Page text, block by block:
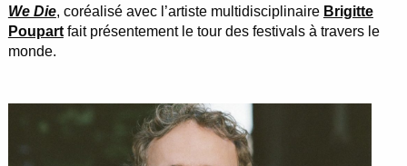
We Die, coréalisé avec l’artiste multidisciplinaire Brigitte
Poupartfait présentement le tour des festivals à travers le
monde.